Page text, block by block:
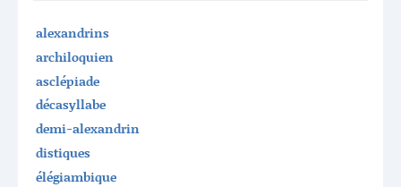
alexandrins
archiloquien
asclépiade
décasyllabe
demi-alexandrin
distiques
élégiambique